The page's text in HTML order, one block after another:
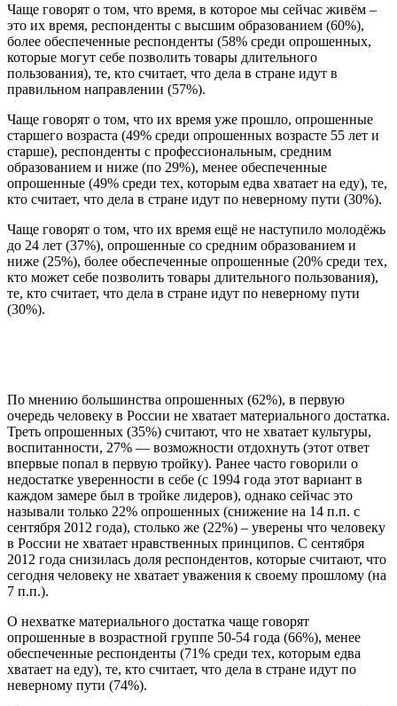
Чаще говорят о том, что время, в которое мы сейчас живём –
это их время, респонденты с высшим образованием (60%),
более обеспеченные респонденты (58% среди опрошенных,
которые могут себе позволить товары длительного
пользования), те, кто считает, что дела в стране идут в
правильном направлении (57%).
Чаще говорят о том, что их время уже прошло, опрошенные
старшего возраста (49% среди опрошенных возрасте 55 лет и
старше), респонденты с профессиональным, средним
образованием и ниже (по 29%), менее обеспеченные
опрошенные (49% среди тех, которым едва хватает на еду), те,
кто считает, что дела в стране идут по неверному пути (30%).
Чаще говорят о том, что их время ещё не наступило молодёжь
до 24 лет (37%), опрошенные со средним образованием и
ниже (25%), более обеспеченные опрошенные (20% среди тех,
кто может себе позволить товары длительного пользования),
те, кто считает, что дела в стране идут по неверному пути
(30%).
По мнению большинства опрошенных (62%), в первую
очередь человеку в России не хватает материального достатка.
Треть опрошенных (35%) считают, что не хватает культуры,
воспитанности, 27% — возможности отдохнуть (этот ответ
впервые попал в первую тройку). Ранее часто говорили о
недостатке уверенности в себе (с 1994 года этот вариант в
каждом замере был в тройке лидеров), однако сейчас это
называли только 22% опрошенных (снижение на 14 п.п. с
сентября 2012 года), столько же (22%) – уверены что человеку
в России не хватает нравственных принципов. С сентября
2012 года снизилась доля респондентов, которые считают, что
сегодня человеку не хватает уважения к своему прошлому (на
7 п.п.).
О нехватке материального достатка чаще говорят
опрошенные в возрастной группе 50-54 года (66%), менее
обеспеченные респонденты (71% среди тех, которым едва
хватает на еду), те, кто считает, что дела в стране идут по
неверному пути (74%).